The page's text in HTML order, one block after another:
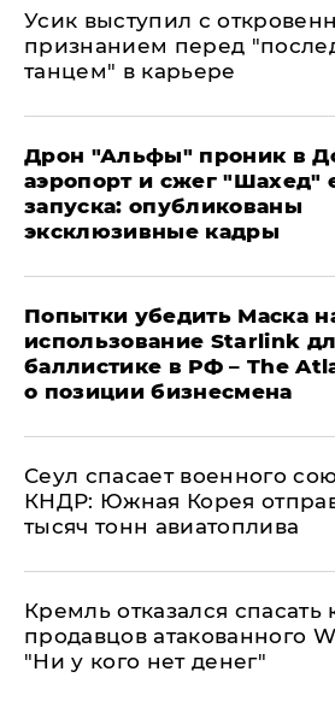
Усик выступил с
признанием перед
танцем" в карьере
Дрон "Альфы" проник в
аэропорт и сжег "Шахед"
запуска: опубликованы
эксклюзивные кадры
Попытки убедить Маска
использование Starlink
баллистике в РФ – The
о позиции бизнесмена
​Сеул спасает военного
КНДР: Южная Корея
тысяч тонн авиатоплива
Кремль отказался спасать
продавцов атакованного
"Ни у кого нет денег"